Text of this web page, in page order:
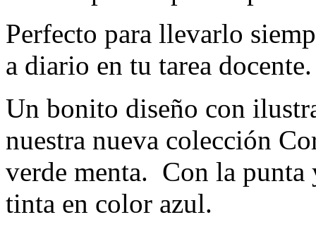
Perfecto para llevarlo
a diario en tu tarea docente.
Un bonito diseño con
nuestra nueva colección
verde menta. Con la
tinta en color azul.